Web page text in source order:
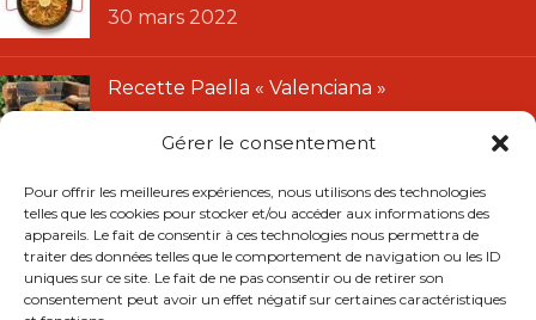
Gérer le consentement
Pour offrir les meilleures expériences, nous utilisons des technologies
telles que les cookies pour stocker et/ou accéder aux informations des
appareils. Le fait de consentir à ces technologies nous permettra de
traiter des données telles que le comportement de navigation ou les ID
uniques sur ce site. Le fait de ne pas consentir ou de retirer son
consentement peut avoir un effet négatif sur certaines caractéristiques
30 mars 2022
Recette Paella « Valenciana »
LIENS UTILES
CGU
CGV
Mentions légales